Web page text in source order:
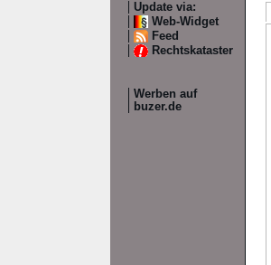
Update via:
Web-Widget
Feed
Rechtskataster
Werben auf
buzer.de